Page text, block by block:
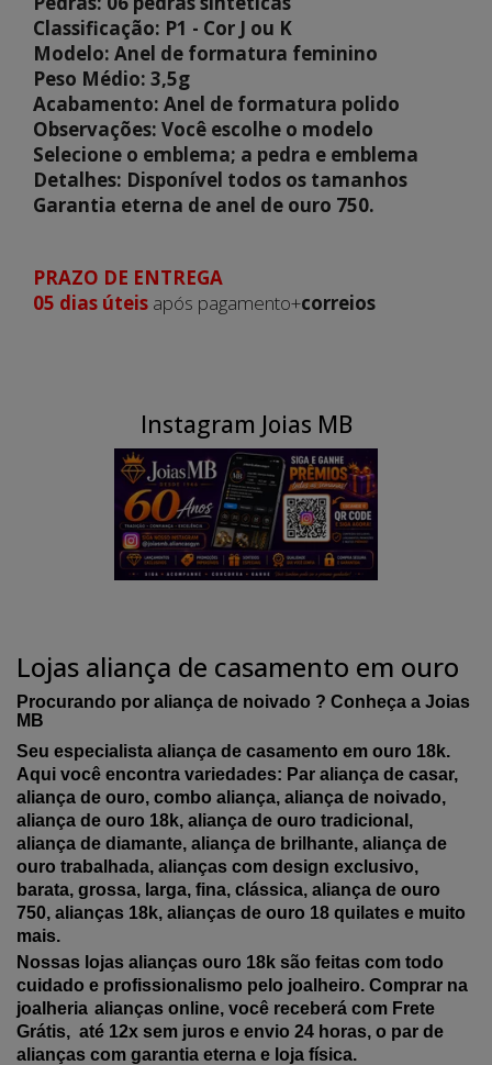
Classificação: P1 - Cor J ou K
Modelo: Anel de formatura feminino
Peso Médio: 3,5g
Acabamento: Anel de formatura polido
Observações: Você escolhe o modelo
Selecione o emblema; a pedra e emblema
Detalhes: Disponível todos os tamanhos
Garantia eterna de anel de ouro 750.
PRAZO DE ENTREGA
05 dias úteis após pagamento+correios
Instagram Joias MB
Lojas aliança de casamento em ouro
Procurando por aliança de noivado ? Conheça a Joias
MB
Seu especialista aliança de casamento em ouro 18k.
Aqui você encontra variedades: Par aliança de casar,
aliança de ouro, combo aliança, aliança de noivado,
aliança de ouro 18k, aliança de ouro tradicional,
aliança de diamante, aliança de brilhante, aliança de
ouro trabalhada, alianças com design exclusivo,
barata, grossa, larga, fina, clássica, aliança de ouro
750, alianças 18k, alianças de ouro 18 quilates e muito
mais.
Nossas lojas alianças ouro 18k são feitas com todo
cuidado e profissionalismo pelo joalheiro. Comprar na
joalheria alianças online, você receberá com Frete
Grátis, até 12x sem juros e envio 24 horas, o par de
alianças com garantia eterna e loja física.